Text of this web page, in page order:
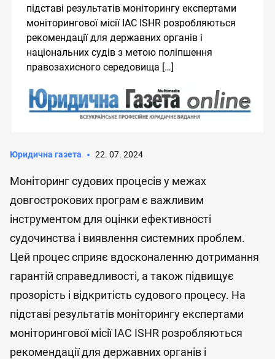
підставі результатів моніторингу експертами
моніторингової місії IAC ISHR розробляються
рекомендації для державних органів і
національних судів з метою поліпшення
правозахисного середовища […]
Юридична газета 22. 07. 2024
Моніторинг судових процесів у межах
довгострокових програм є важливим
інструментом для оцінки ефективності
судочинства і виявлення системних проблем.
Цей процес сприяє вдосконаленню дотримання
гарантій справедливості, а також підвищує
прозорість і відкритість судового процесу. На
підставі результатів моніторингу експертами
моніторингової місії IAC ISHR розробляються
рекомендації для державних органів і